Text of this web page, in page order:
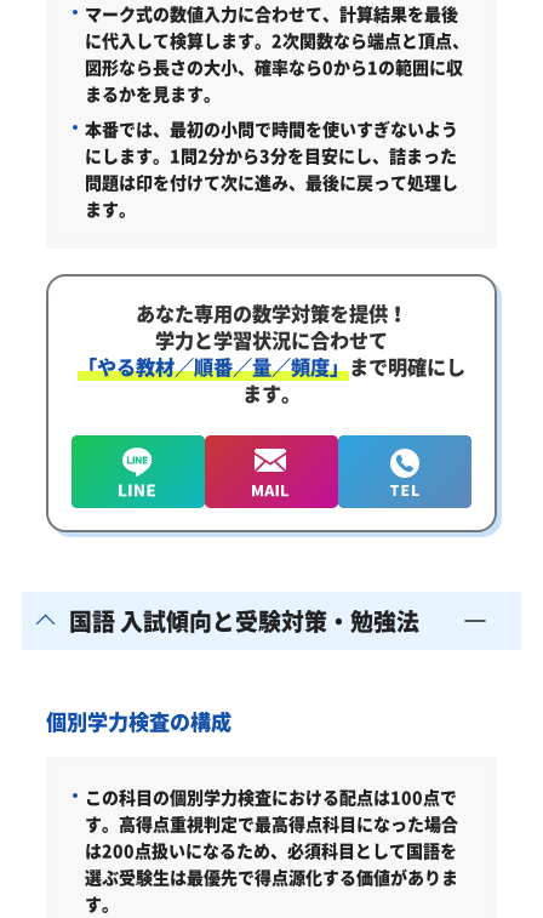
マーク式の数値入力に合わせて、計算結果を最後
に代入して検算します。2次関数なら端点と頂点、
図形なら長さの大小、確率なら0から1の範囲に収
まるかを見ます。
本番では、最初の小問で時間を使いすぎないよう
にします。1問2分から3分を目安にし、詰まった
問題は印を付けて次に進み、最後に戻って処理し
ます。
あなた専用の数学対策を提供！
学力と学習状況に合わせて
「やる教材／順番／量／頻度」まで明確にし
ます。
国語 入試傾向と受験対策・勉強法
個別学力検査の構成
この科目の個別学力検査における配点は100点で
す。高得点重視判定で最高得点科目になった場合
は200点扱いになるため、必須科目として国語を
選ぶ受験生は最優先で得点源化する価値がありま
す。